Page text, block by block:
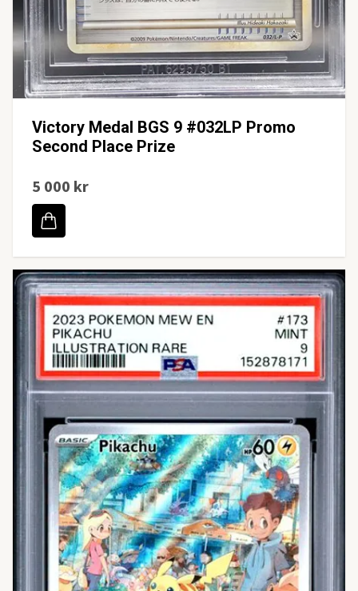
Victory Medal BGS 9 #032LP Promo
Second Place Prize
5 000 kr